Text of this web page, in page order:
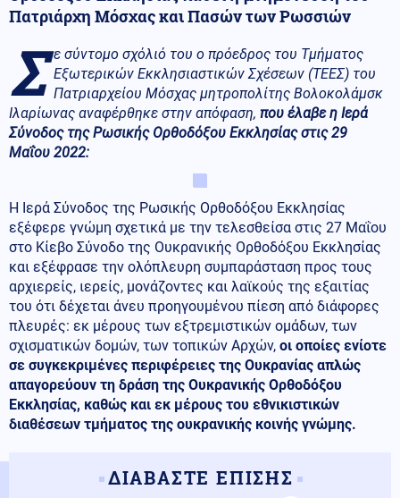
Πατριάρχη Μόσχας και Πασών των Ρωσσιών
Σ ε σύντομο σχόλιό του ο πρόεδρος του Τμήματος
Εξωτερικών Εκκλησιαστικών Σχέσεων (ΤΕΕΣ) του
Πατριαρχείου Μόσχας μητροπολίτης Βολοκολάμσκ
Ιλαρίωνας αναφέρθηκε στην απόφαση, που έλαβε η Ιερά
Σύνοδος της Ρωσικής Ορθοδόξου Εκκλησίας στις 29
Μαΐου 2022:
Η Ιερά Σύνοδος της Ρωσικής Ορθοδόξου Εκκλησίας
εξέφερε γνώμη σχετικά με την τελεσθείσα στις 27 Μαΐου
στο Κίεβο Σύνοδο της Ουκρανικής Ορθοδόξου Εκκλησίας
και εξέφρασε την ολόπλευρη συμπαράσταση προς τους
αρχιερείς, ιερείς, μονάζοντες και λαϊκούς της εξαιτίας
του ότι δέχεται άνευ προηγουμένου πίεση από διάφορες
πλευρές: εκ μέρους των εξτρεμιστικών ομάδων, των
σχισματικών δομών, των τοπικών Αρχών, οι οποίες ενίοτε
σε συγκεκριμένες περιφέρειες της Ουκρανίας απλώς
απαγορεύουν τη δράση της Ουκρανικής Ορθοδόξου
Εκκλησίας, καθώς και εκ μέρους του εθνικιστικών
διαθέσεων τμήματος της ουκρανικής κοινής γνώμης.
ΔΙΑΒΑΣΤΕ ΕΠΙΣΗΣ